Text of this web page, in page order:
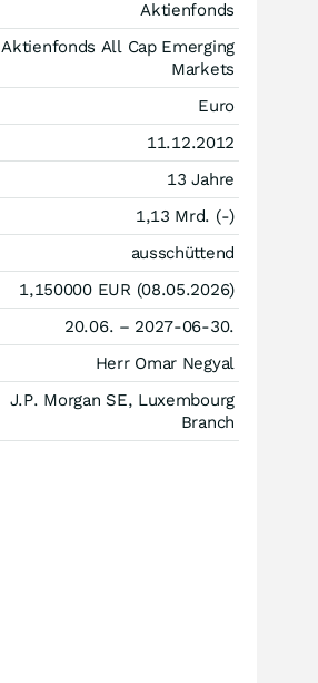
Aktienfonds
Aktienfonds All Cap Emerging
Markets
Euro
11.12.2012
13 Jahre
1,13 Mrd. (-)
ausschüttend
1,150000 EUR (08.05.2026)
20.06. – 2027-06-30.
Herr Omar Negyal
J.P. Morgan SE, Luxembourg
Branch